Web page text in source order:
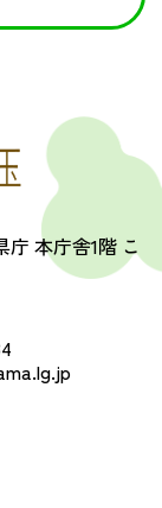
本庁舎1階 こ